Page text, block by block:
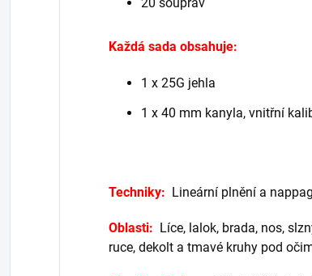
Každá sada obsahuje:
1 x 25G jehla
1 x 40 mm kanyla, vnitřní
Techniky: Lineární plnění a
Oblasti: Líce, lalok, brada, nos,
ruce, dekolt a tmavé kruhy pod